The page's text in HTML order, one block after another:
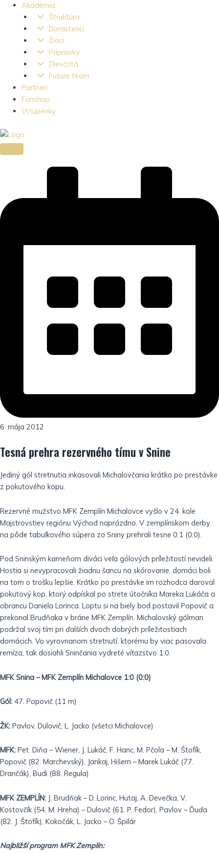
Akadémia
Štruktúra
Dorastenci
Žiaci
Prípravky
Dievčatá
Future team
Partneri
Fanshop
Vstupenky
6. mája 2012
Tesná prehra rezervného tímu v Snine
Jediný gól stretnutia inkasovali Michalovčania krátko po prestávke
z pokutového kopu.
Rezervné mužstvo MFK Zemplín Michalovce vyšlo v 24. kole
Majstrovstiev regiónu Východ naprázdno. V zemplínskom derby
na pôde tabuľkového súpera zo Sniny prehrali tesne 0:1 (0:0).
Pod Sninským kameňom diváci veľa gólových príležitostí nevideli.
Hostia si nevypracovali žiadnu šancu na skórovanie, domáci boli
na tom o trošku lepšie. Krátko po prestávke im rozhodca daroval
pokutový kop, ktorý odpískal po strete útočníka Mareka Lukáča a
obrancu Daniela Lorinca. Loptu si na biely bod postavil Popovič a
prekonal Brudňaka v bráne MFK Zemplín. Michalovský gólman
podržal svoj tím pri ďalších dvoch dobrých príležitostiach
domácich. Vo vyrovnanom stretnutí, ktorému by viac pasovala
remíza, tak dosiahli Sninčania vydreté víťazstvo 1:0.
MFK Snina – MFK Zemplín Michalovce 1:0 (0:0)
Gól: 47. Popovič (11 m)
ŽK: Pavlov, Dulovič, L. Jacko (všetci Michalovce)
MFK: Pet. Diňa – Wiener, J. Lukáč, F. Hanc, M. Pčola – M. Štofík,
Popovič (82. Marchevský), Jankaj, Hišem – Marek Lukáč (77.
Drančák), Budi (88. Regula)
MFK ZEMPLÍN: J. Brudňak – D. Lorinc, Hutaj, A. Devečka, V.
Kostovčík (54. M. Hreha) – Dulovič (61. P. Fedor), Pavlov – Ďuďa
(82. J. Štofík), Kokočák, L. Jacko – O. Špilár
Najbližší program MFK Zemplín: